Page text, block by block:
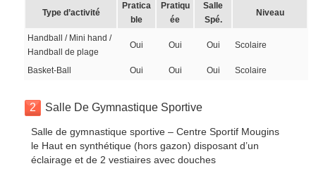
Type d’activité
Pratica
ble
Pratiqu
ée
Salle
Spé.
Niveau
Handball / Mini hand /
Handball de plage
Oui Oui Oui Scolaire
Basket-Ball Oui Oui Oui Scolaire
2 Salle De Gymnastique Sportive
Salle de gymnastique sportive – Centre Sportif Mougins
le Haut en synthétique (hors gazon) disposant d’un
éclairage et de 2 vestiaires avec douches